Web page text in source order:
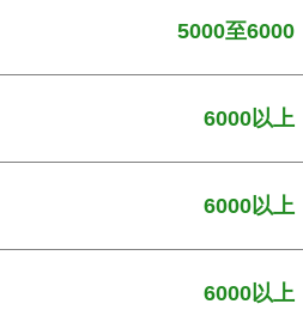
5000至6000
6000以上
6000以上
6000以上